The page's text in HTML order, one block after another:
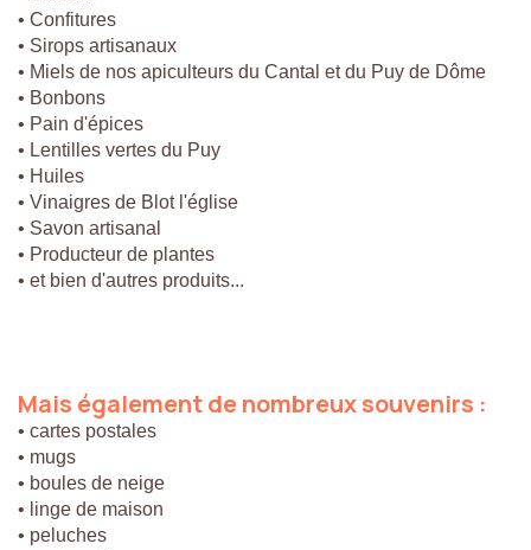
• Confitures
• Sirops artisanaux
• Miels de nos apiculteurs du Cantal et du Puy de Dôme
• Bonbons
• Pain d'épices
• Lentilles vertes du Puy
• Huiles
• Vinaigres de Blot l'église
• Savon artisanal
• Producteur de plantes
• et bien d'autres produits...
Mais égalementdenombreuxsouvenirs :
• cartes postales
• mugs
• boules de neige
• linge de maison
• peluches